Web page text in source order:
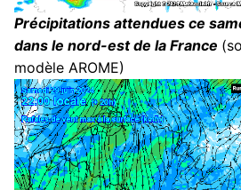
Précipitations attendues ce
dans le nord-est de la France
modèle AROME)